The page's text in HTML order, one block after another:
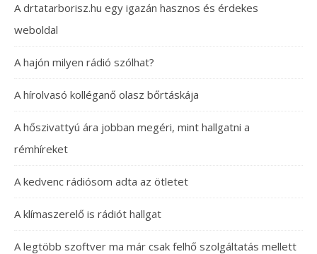
A drtatarborisz.hu egy igazán hasznos és érdekes
weboldal
A hajón milyen rádió szólhat?
A hírolvasó kolléganő olasz bőrtáskája
A hőszivattyú ára jobban megéri, mint hallgatni a
rémhíreket
A kedvenc rádiósom adta az ötletet
A klímaszerelő is rádiót hallgat
A legtöbb szoftver ma már csak felhő szolgáltatás mellett